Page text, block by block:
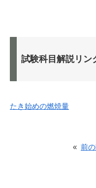
試験科目解説リン
たき始めの燃焼量
« 前